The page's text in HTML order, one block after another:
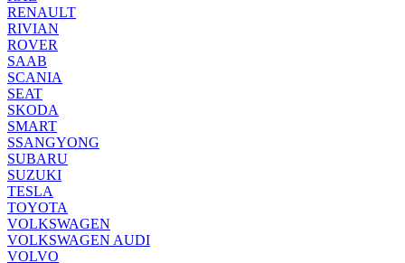
RENAULT
RIVIAN
ROVER
SAAB
SCANIA
SEAT
SKODA
SMART
SSANGYONG
SUBARU
SUZUKI
TESLA
TOYOTA
VOLKSWAGEN
VOLKSWAGEN AUDI
VOLVO